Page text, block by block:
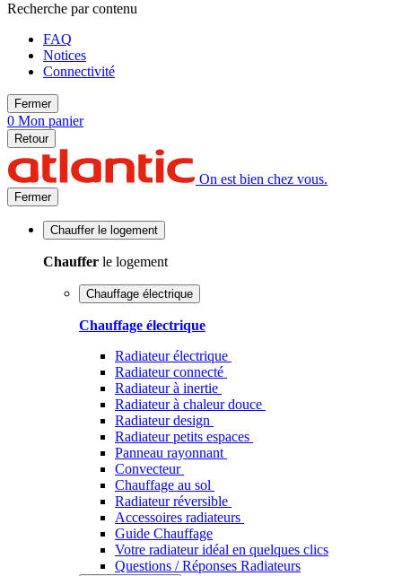
Recherche par contenu
FAQ
Notices
Connectivité
Fermer
0 Mon panier
Retour
On est bien chez vous.
Fermer
Chauffer le logement
Chauffer le logement
Chauffage électrique
Chauffage électrique
Radiateur électrique
Radiateur connecté
Radiateur à inertie
Radiateur à chaleur douce
Radiateur design
Radiateur petits espaces
Panneau rayonnant
Convecteur
Chauffage au sol
Radiateur réversible
Accessoires radiateurs
Guide Chauffage
Votre radiateur idéal en quelques clics
Questions / Réponses Radiateurs